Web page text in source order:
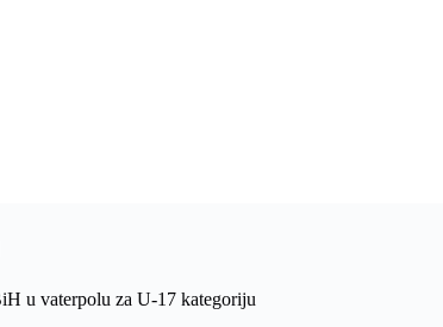
u vaterpolu za U-17 kategoriju